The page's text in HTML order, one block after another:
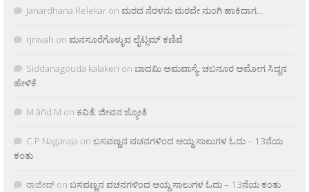
Janardhana Relekar on ಮರದ ನೆರಳನು ಮರವೇ ನುಂಗಿ ಹಾಕಿದಾಗ…
rjnivah on ಮನಸೂರೆಗೊಳ್ಳುವ ಲೈಟ್ಲಮ್ ಕಣಿವೆ
Siddanagouda kalakeri on ಬಾದಮಿ ಅಮವಾಸ್ಯೆ: ಚಬನೂರ ಅಮೋಗ ಸಿದ್ದನ
ಹೇಳಿಕೆ
M âñd M on ಕವಿತೆ: ಜೀವನ ಜ್ಯೋತಿ
C.P.Nagaraja on ಬಸವಣ್ಣನ ವಚನಗಳಿಂದ ಆಯ್ದ ಸಾಲುಗಳ ಓದು – 13ನೆಯ
ಕಂತು
ರಾಜೀವ್ on ಬಸವಣ್ಣನ ವಚನಗಳಿಂದ ಆಯ್ದ ಸಾಲುಗಳ ಓದು – 13ನೆಯ ಕಂತು